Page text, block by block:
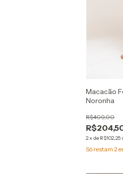
Macacão
Noronha
R$409,00
2xde R$102,25
Só restam2